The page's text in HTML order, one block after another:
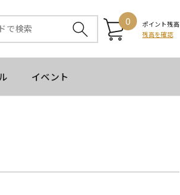
0
ポイント残高
残高を確認
イベント